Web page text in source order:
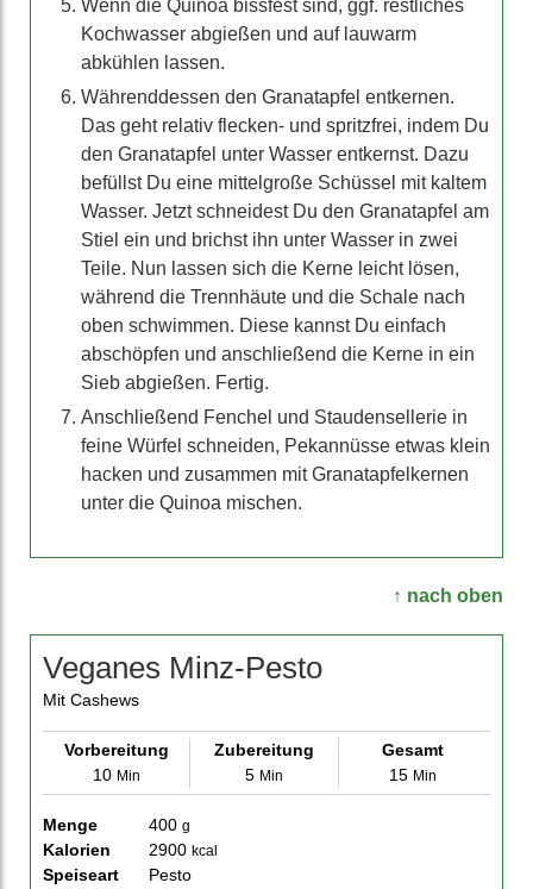
Wenn die Quinoa bissfest sind, ggf. restliches
Kochwasser abgießen und auf lauwarm
abkühlen lassen.
Währenddessen den Granatapfel entkernen.
Das geht relativ flecken- und spritzfrei, indem Du
den Granatapfel unter Wasser entkernst. Dazu
befüllst Du eine mittelgroße Schüssel mit kaltem
Wasser. Jetzt schneidest Du den Granatapfel am
Stiel ein und brichst ihn unter Wasser in zwei
Teile. Nun lassen sich die Kerne leicht lösen,
während die Trennhäute und die Schale nach
oben schwimmen. Diese kannst Du einfach
abschöpfen und anschließend die Kerne in ein
Sieb abgießen. Fertig.
Anschließend Fenchel und Staudensellerie in
feine Würfel schneiden, Pekannüsse etwas klein
hacken und zusammen mit Granatapfelkernen
unter die Quinoa mischen.
↑ nach oben
Veganes Minz-Pesto
Mit Cashews
Vorbereitung
10 Min
Zubereitung
5 Min
Gesamt
15 Min
Menge 400 g
Kalorien 2900 kcal
Speiseart Pesto